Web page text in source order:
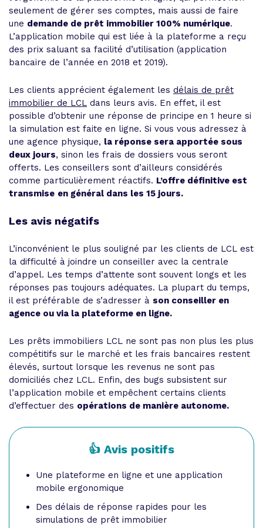
seulement de gérer ses comptes, mais aussi de faire
une demande de prêt immobilier 100% numérique.
L’application mobile qui est liée à la plateforme a reçu
des prix saluant sa facilité d’utilisation (application
bancaire de l’année en 2018 et 2019).
Les clients apprécient également les délais de prêt
immobilier de LCL dans leurs avis. En effet, il est
possible d’obtenir une réponse de principe en 1 heure si
la simulation est faite en ligne. Si vous vous adressez à
une agence physique, la réponse sera apportée sous
deux jours, sinon les frais de dossiers vous seront
offerts. Les conseillers sont d’ailleurs considérés
comme particulièrement réactifs. L’offre définitive est
transmise en général dans les 15 jours.
Les avis négatifs
L’inconvénient le plus souligné par les clients de LCL est
la difficulté à joindre un conseiller avec la centrale
d’appel. Les temps d’attente sont souvent longs et les
réponses pas toujours adéquates. La plupart du temps,
il est préférable de s’adresser à son conseiller en
agence ou via la plateforme en ligne.
Les prêts immobiliers LCL ne sont pas non plus les plus
compétitifs sur le marché et les frais bancaires restent
élevés, surtout lorsque les revenus ne sont pas
domiciliés chez LCL. Enfin, des bugs subsistent sur
l’application mobile et empêchent certains clients
d’effectuer des opérations de manière autonome.
👍 Avis positifs
Une plateforme en ligne et une application
mobile ergonomique
Des délais de réponse rapides pour les
simulations de prêt immobilier